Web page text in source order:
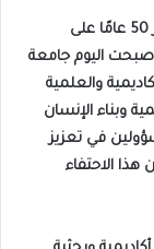
ومن جانبه، أكد د.أيمن عاشور أن احتفال اليوم بمرور 50 عامًا على
اليوم جامعة
والعلمية
وبناء الإنسان
في تعزيز
الاحتفاء